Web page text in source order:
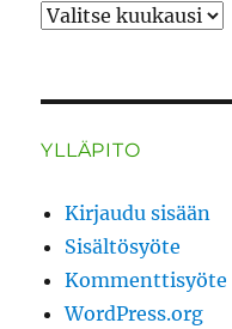
ARKISTO
YLLÄPITO
Kirjaudu sisään
Sisältösyöte
Kommenttisyöte
WordPress.org